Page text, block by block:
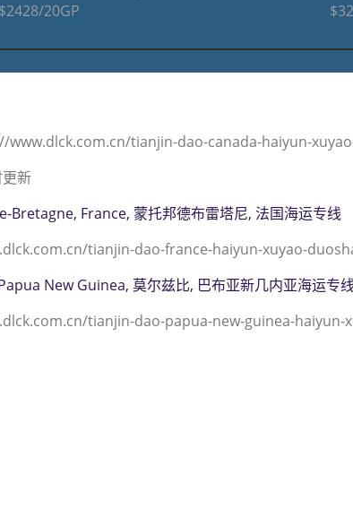
$2428/20GP
www.dlck.com.cn/tianjin-dao-canada-haiyun-
新
Bretagne, France, 蒙托邦德布雷塔尼, 法国海运专线
tianjin-dao-france-haiyun-xuyao-
New Guinea, 莫尔兹比, 巴布亚新几内亚海运专
tianjin-dao-papua-new-guinea-